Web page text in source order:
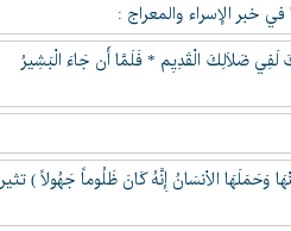
خبر الإسراء والمعراج :
لَفِي ضَلاَلِكَ الْقَدِيِم * فَلَمَّا أَن جَاءَ الْبَشِيرُ
وَحَمَلَهَا الاْنسَانُ إِنَّهُ كَانَ ظَلُوماً جَهُولاً ) تثير